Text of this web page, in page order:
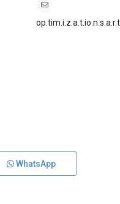
WhatsApp